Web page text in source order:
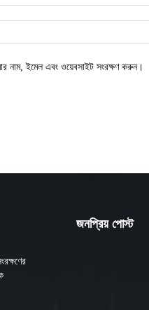
নাম, ইমেল এবং ওয়েবসাইট সংরক্ষণ করুন।
জনপ্রিয় পোস্ট